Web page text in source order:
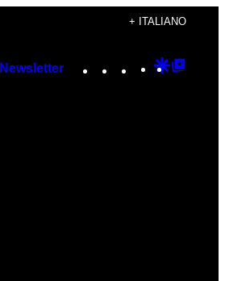
+ ITALIANO
Newsletter Instagram
TikTok
YouTube
Google